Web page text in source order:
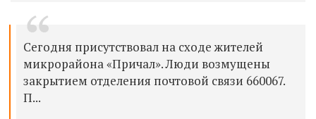
Сегодня присутствовал на сходе жителей
микрорайона «Причал». Люди возмущены
закрытием отделения почтовой связи 660067.
П...